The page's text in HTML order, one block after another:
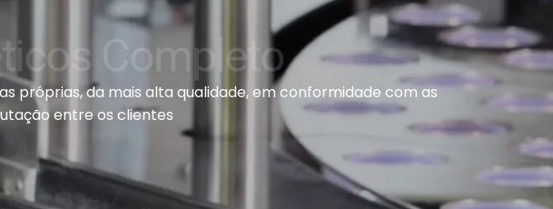
Completo
próprias, da mais alta qualidade, em conformidade com as
entre os clientes